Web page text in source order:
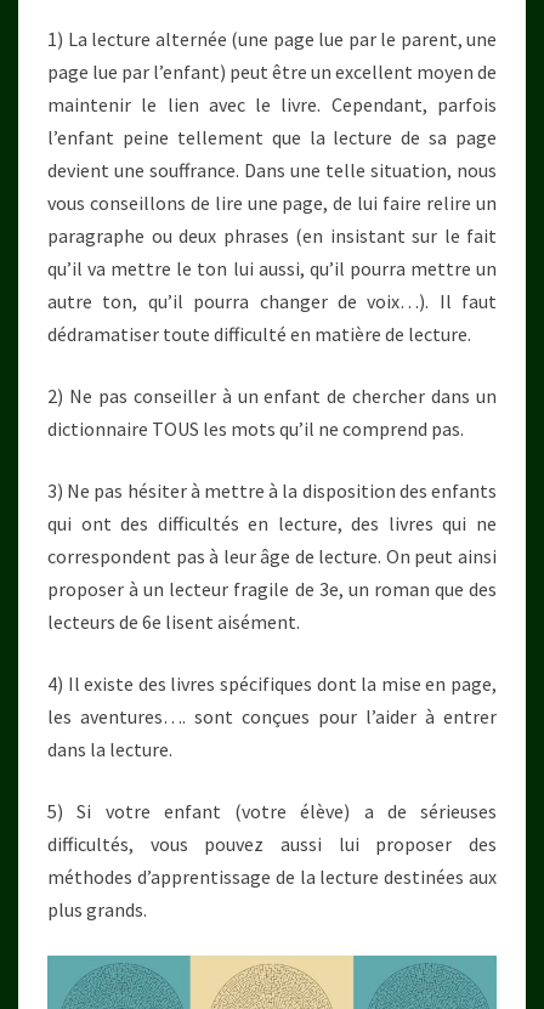
1) La lecture alternée (une page lue par le parent, une
page lue par l’enfant) peut être un excellent moyen de
maintenir le lien avec le livre. Cependant, parfois
l’enfant peine tellement que la lecture de sa page
devient une souffrance. Dans une telle situation, nous
vous conseillons de lire une page, de lui faire relire un
paragraphe ou deux phrases (en insistant sur le fait
qu’il va mettre le ton lui aussi, qu’il pourra mettre un
autre ton, qu’il pourra changer de voix…). Il faut
dédramatiser toute difficulté en matière de lecture.
2) Ne pas conseiller à un enfant de chercher dans un
dictionnaire TOUS les mots qu’il ne comprend pas.
3) Ne pas hésiter à mettre à la disposition des enfants
qui ont des difficultés en lecture, des livres qui ne
correspondent pas à leur âge de lecture. On peut ainsi
proposer à un lecteur fragile de 3e, un roman que des
lecteurs de 6e lisent aisément.
4) Il existe des livres spécifiques dont la mise en page,
les aventures…. sont conçues pour l’aider à entrer
dans la lecture.
5) Si votre enfant (votre élève) a de sérieuses
difficultés, vous pouvez aussi lui proposer des
méthodes d’apprentissage de la lecture destinées aux
plus grands.